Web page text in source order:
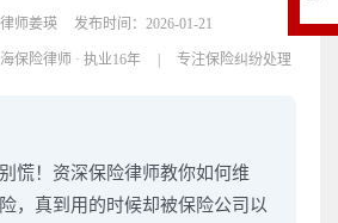
师姜瑛 发布时间：2026-01-21
保险律师 · 执业16年 | 专注保险纠纷处理
慌！资深保险律师教你如何维
，真到用的时候却被保险公司以